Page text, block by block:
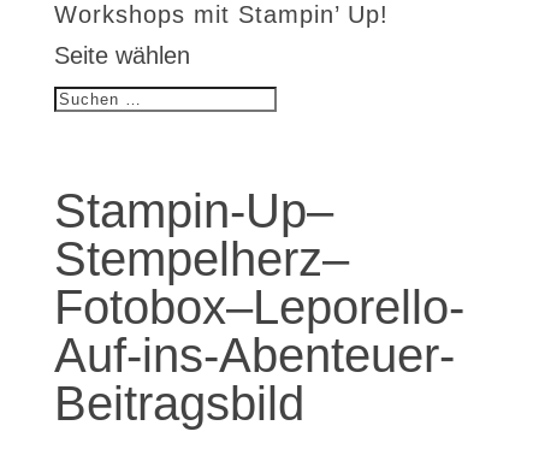
Workshops mit Stampin’ Up!
Seite wählen
Stampin-Up–
Stempelherz–
Fotobox–Leporello-
Auf-ins-Abenteuer-
Beitragsbild